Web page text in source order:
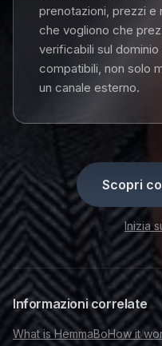
prenotazioni, prezzi
che vogliono che
verificabili sul
compatibili, non solo
un canale esterno.
Scopri
Inizia
Informazioni correlate
What is HemmaBoHow it